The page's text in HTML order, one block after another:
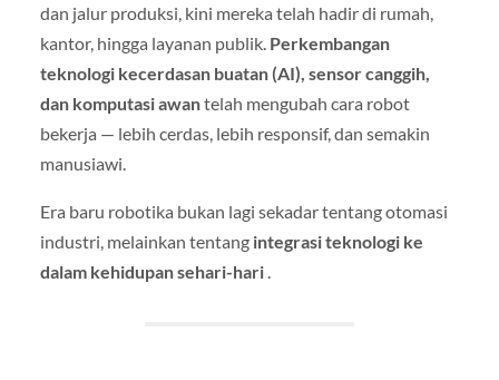
dan jalur produksi, kini mereka telah hadir di rumah,
kantor, hingga layanan publik. Perkembangan
teknologi kecerdasan buatan (AI), sensor canggih,
dan komputasi awantelah mengubah cara robot
bekerja — lebih cerdas, lebih responsif, dan semakin
manusiawi.
Era baru robotika bukan lagi sekadar tentang otomasi
industri, melainkan tentang integrasi teknologi ke
dalam kehidupan sehari-hari